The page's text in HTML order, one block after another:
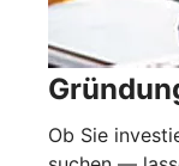
Ob Sie